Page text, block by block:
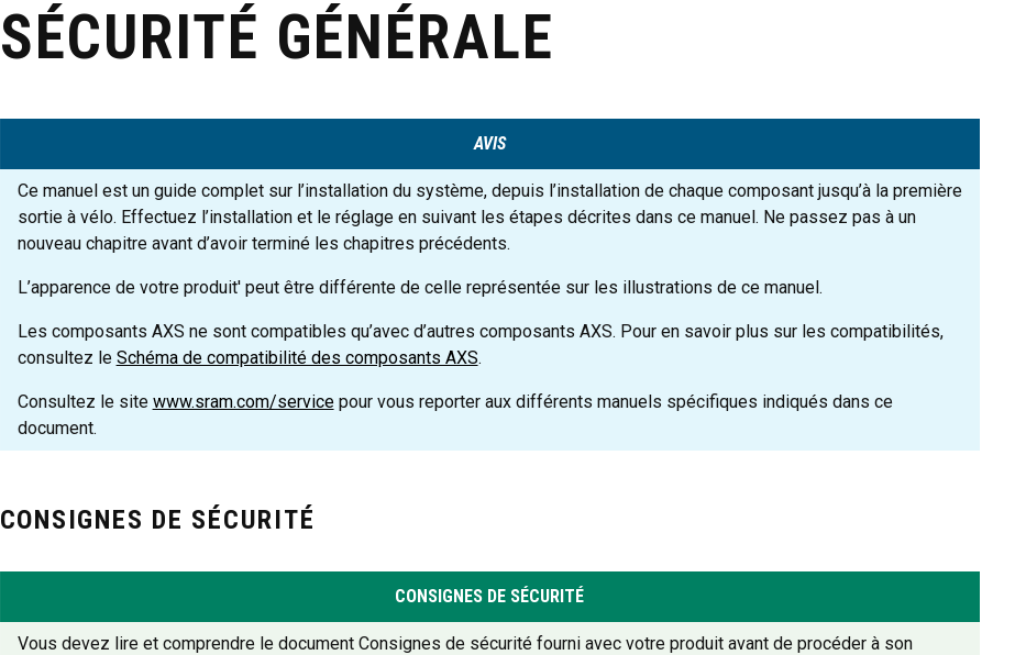
SÉCURITÉ GÉNÉRALE
AVIS
Ce manuel est un guide complet sur l’installation du système, depuis l’installation de chaque composant jusqu’à la première
sortie à vélo. Effectuez l’installation et le réglage en suivant les étapes décrites dans ce manuel. Ne passez pas à un
nouveau chapitre avant d’avoir terminé les chapitres précédents.
L’apparence de votre produit' peut être différente de celle représentée sur les illustrations de ce manuel.
Les composants AXS ne sont compatibles qu’avec d’autres composants AXS. Pour en savoir plus sur les compatibilités,
consultez le Schéma de compatibilité des composants AXS.
Consultez le site www.sram.com/servicepour vous reporter aux différents manuels spécifiques indiqués dans ce
document.
CONSIGNES DE SÉCURITÉ
CONSIGNES DE SÉCURITÉ
Vous devez lire et comprendre le document Consignes de sécurité fourni avec votre produit avant de procéder à son